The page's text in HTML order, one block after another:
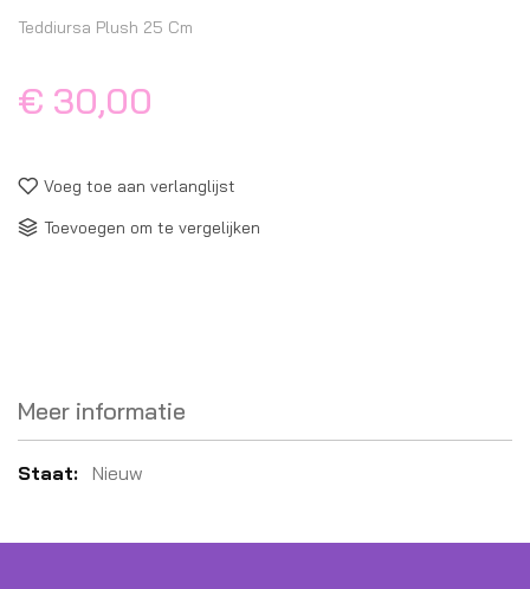
Teddiursa Plush 25 Cm
€ 30,00
Voeg toe aan verlanglijst
Toevoegen om te vergelijken
Meer informatie
Meer
Nieuw